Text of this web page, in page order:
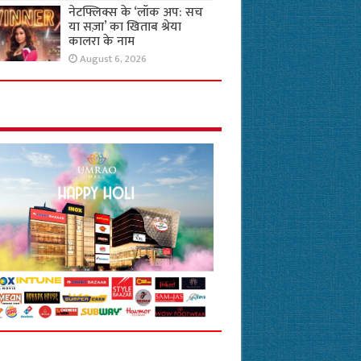
नेटफ्लिक्स के ‘लॉक अप: सच
या सज़ा’ का खिताब श्रेया
कालरा के नाम
August 6, 2026